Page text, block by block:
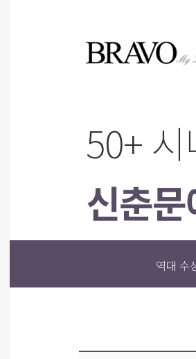
50+ 시
신춘
역대 수